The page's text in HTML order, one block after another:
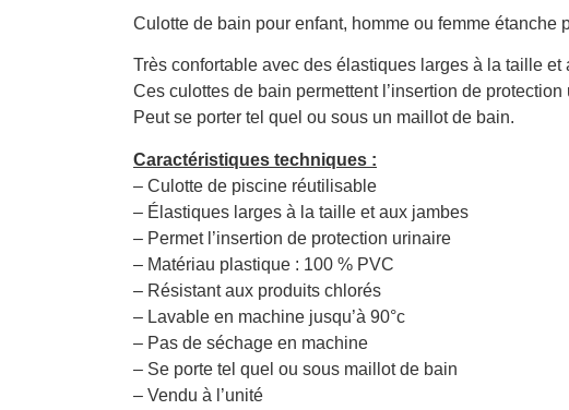
Culotte de bain pour enfant, homme ou femme
Très confortable avec des élastiques larges à la taille
Ces culottes de bain permettent l’insertion de
Peut se porter tel quel ou sous un maillot de bain.
Caractéristiques techniques :
– Culotte de piscine réutilisable
– Élastiques larges à la taille et aux jambes
– Permet l’insertion de protection urinaire
– Matériau plastique : 100 % PVC
– Résistant aux produits chlorés
– Lavable en machine jusqu’à 90°c
– Pas de séchage en machine
– Se porte tel quel ou sous maillot de bain
– Vendu à l’unité